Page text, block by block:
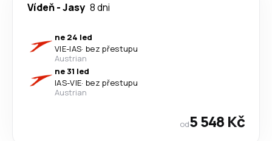
Vídeň-Jasy 8 dni
ne 24 led
VIE-IAS· bez přestupu
Austrian
ne 31 led
IAS-VIE· bez přestupu
Austrian
od5 548 Kč